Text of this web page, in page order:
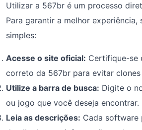
Utilizar a 567br é um processo
Para garantir a melhor experiência,
simples:
Acesse o site oficial: Certifique-se
correto da 567br para evitar
Utilize a barra de busca: Digite o
ou jogo que você deseja encontrar.
Leia as descrições: Cada software